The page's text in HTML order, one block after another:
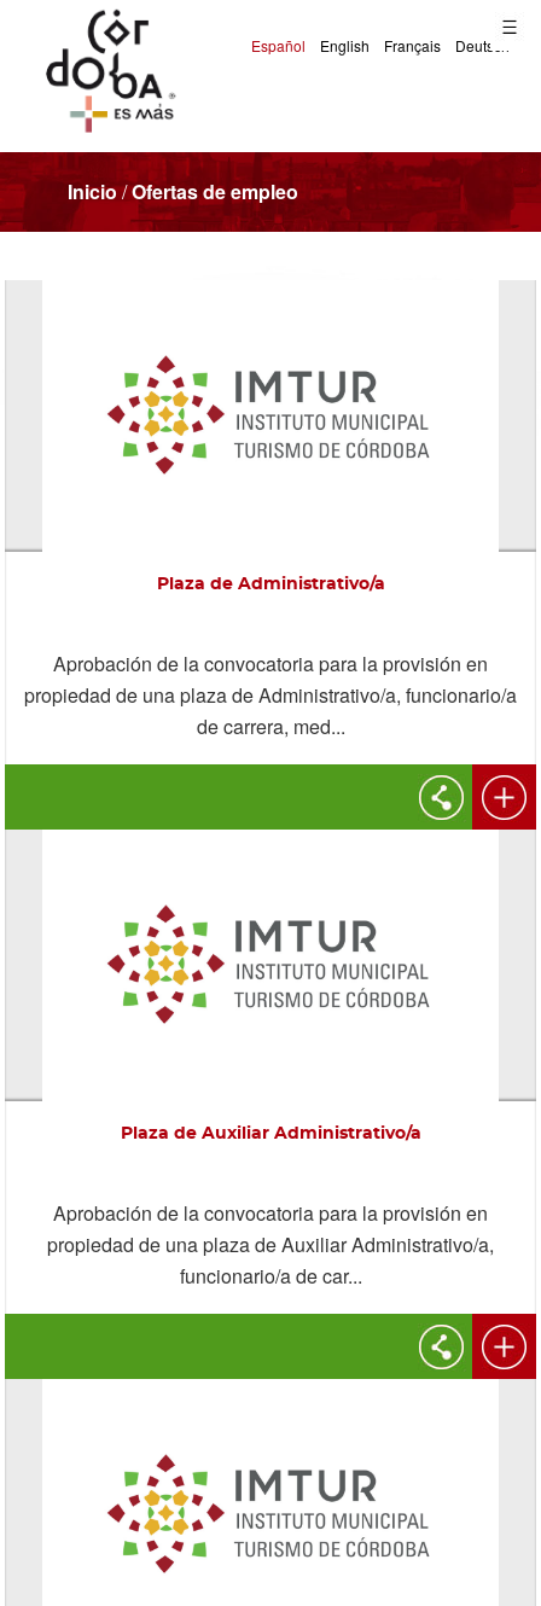
Inicio/Ofertas de empleo
Plaza de Administrativo/a
Aprobación de la convocatoria para la provisión en
propiedad de una plaza de Administrativo/a, funcionario/a
de carrera, med...
Plaza de Auxiliar Administrativo/a
Aprobación de la convocatoria para la provisión en
propiedad de una plaza de Auxiliar Administrativo/a,
funcionario/a de car...